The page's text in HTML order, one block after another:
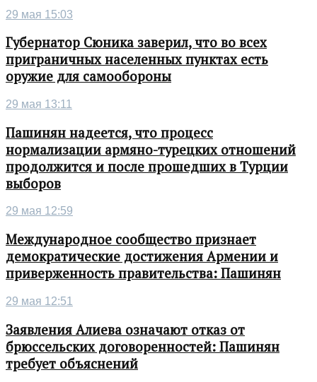
29 мая 15:03
Губернатор Сюника заверил, что во всех
приграничных населенных пунктах есть
оружие для самообороны
29 мая 13:11
Пашинян надеется, что процесс
нормализации армяно-турецких отношений
продолжится и после прошедших в Турции
выборов
29 мая 12:59
Международное сообщество признает
демократические достижения Армении и
приверженность правительства: Пашинян
29 мая 12:51
Заявления Алиева означают отказ от
брюссельских договоренностей: Пашинян
требует объяснений